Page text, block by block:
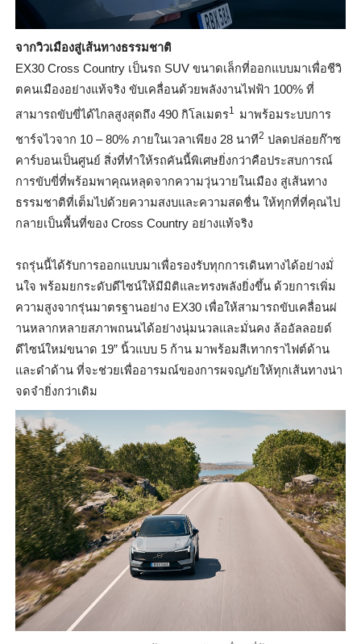
จากวิวเมืองสู่เส้นทางธรรมชาติ
EX30 Cross Countryเป็นรถ SUVขนาดเล็กที่ออกแบบมาเพื่อชีวิ
ตคนเมืองอย่างแท้จริง ขับเคลื่อนด้วยพลังงานไฟฟ้า 100%ที่
สามารถขับขี่ได้ไกลสูงสุดถึง 490 กิโลเมตร1 มาพร้อมระบบการ
ชาร์จไวจาก 10 – 80%ภายในเวลาเพียง 28 นาที2 ปลดปล่อยก๊าซ
คาร์บอนเป็นศูนย์ สิ่งที่ทำให้รถคันนี้พิเศษยิ่งกว่าคือประสบการณ์
การขับขี่ที่พร้อมพาคุณหลุดจากความวุ่นวายในเมือง สู่เส้นทาง
ธรรมชาติที่เต็มไปด้วยความสงบและความสดชื่น ให้ทุกที่ที่คุณไป
กลายเป็นพื้นที่ของ Cross Country อย่างแท้จริง
รถรุ่นนี้ได้รับการออกแบบมาเพื่อรองรับทุกการเดินทางได้อย่างมั่
นใจ พร้อมยกระดับดีไซน์ให้มีมิติและทรงพลังยิ่งขึ้น ด้วยการเพิ่ม
ความสูงจากรุ่นมาตรฐานอย่าง EX30 เพื่อให้สามารถขับเคลื่อนผ่
านหลากหลายสภาพถนนได้อย่างนุ่มนวลและมั่นคง ล้ออัลลอยด์
ดีไซน์ใหม่ขนาด 19”นิ้วแบบ 5 ก้าน มาพร้อมสีเทากราไฟต์ด้าน
และดำด้าน ที่จะช่วยเพื่ออารมณ์ของการผจญภัยให้ทุกเส้นทางน่า
จดจำยิ่งกว่าเดิม